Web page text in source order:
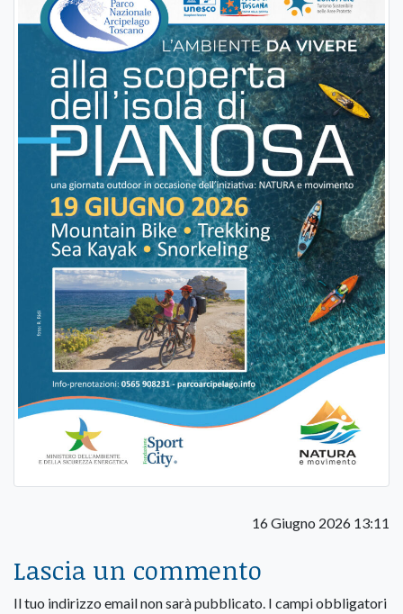
16 Giugno 2026 13:11
Lascia un commento
Il tuo indirizzo email non sarà pubblicato. I campi obbligatori